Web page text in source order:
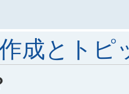
成とトピ